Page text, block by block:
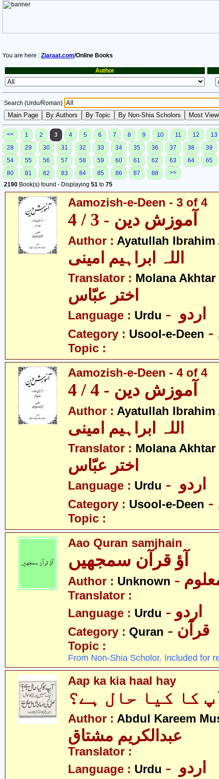
You are here : Ziaraat.com/Online Books
Author
Search (Urdu/Roman)
<< 1 2 3 4 5 6 7 8 9 10 11 12
13
28
29 30 31 32 33 34 35 36 37 38
39
54
55 56 57 58 59 60 61 62 63 64
65
80
81 82 83 84 85 86 87 88
>>
2190 Book(s) found - Displaying 51 to 75
Aamozish-e-Deen - 3 of 4
آموزش دین - 3 / 4
Author : Ayatullah Ibrahim
اللہ ابراہیم امینی
Translator : Molana Akhtar
اختر عبّاس
Language : Urdu
Category : Usool-e-Deen
Topic :
Aamozish-e-Deen - 4 of 4
آموزش دین - 4 / 4
Author : Ayatullah Ibrahim
اللہ ابراہیم امینی
Translator : Molana Akhtar
اختر عبّاس
Language : Urdu
Category : Usool-e-Deen
Topic :
Aao Quran samjhain
آؤ قرآن سمجھیں
Author : Unknown معلوم
Translator :
Language : Urdu - اردو
Category : Quran - قرآن
Topic :
From Non-Shia Scholor. Included for
Aap ka kia haal hay
کا کیا حال ہے؟
Author : Abdul Kareem
عبدالکریم مشتاق
Translator :
Language : Urdu